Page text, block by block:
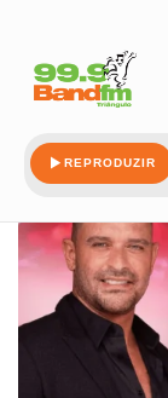
REPRODUZIR